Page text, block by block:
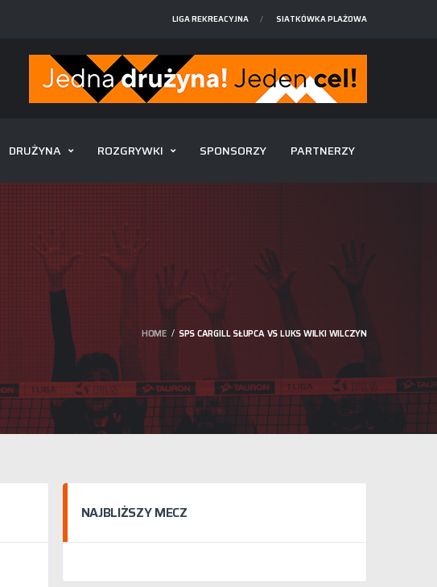
LIGA REKREACYJNA SIATKÓWKA PLAŻOWA
DRUŻYNA ROZGRYWKI SPONSORZY PARTNERZY
HOME SPS CARGILL SŁUPCA VS LUKS WILKI WILCZYN
NAJBLIŻSZY MECZ